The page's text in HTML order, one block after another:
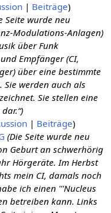
Beiträge
Seite wurde neu
Modulations-Anlagen)
über Funk
Empfänger (CI,
über eine bestimmte
werden auch als
Sie stellen eine
Beiträge
(Die Seite wurde neu
Geburt an schwerhörig
Hörgeräte. Im Herbst
mein CI, damals noch
ich einen '''Nucleus
betreiben kann. Links